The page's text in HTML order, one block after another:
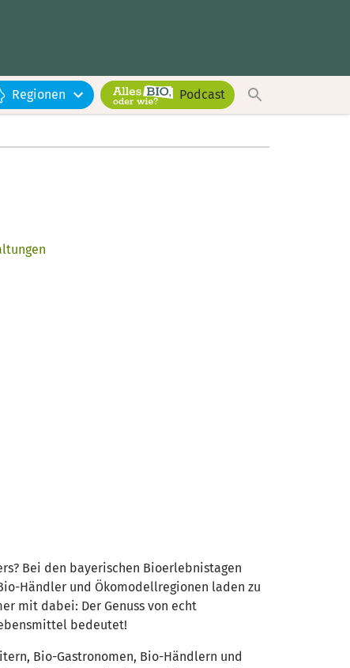
Regionen Podcast
Bei den bayerischen Bioerlebnistagen
Händler und Ökomodellregionen laden zu
mit dabei: Der Genuss von echt
bedeutet!
Bio-Gastronomen, Bio-Händlern und